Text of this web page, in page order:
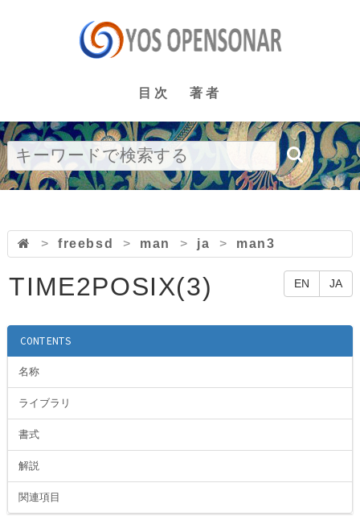
目次 著者
> freebsd > man > ja > man3
EN JA
TIME2POSIX(3)
CONTENTS
名称
ライブラリ
書式
解説
関連項目